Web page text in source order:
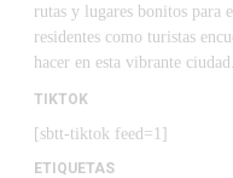
rutas y lugares bonitos para
residentes como turistas
hacer en esta vibrante ciudad.
TIKTOK
[sbtt-tiktok feed=1]
ETIQUETAS